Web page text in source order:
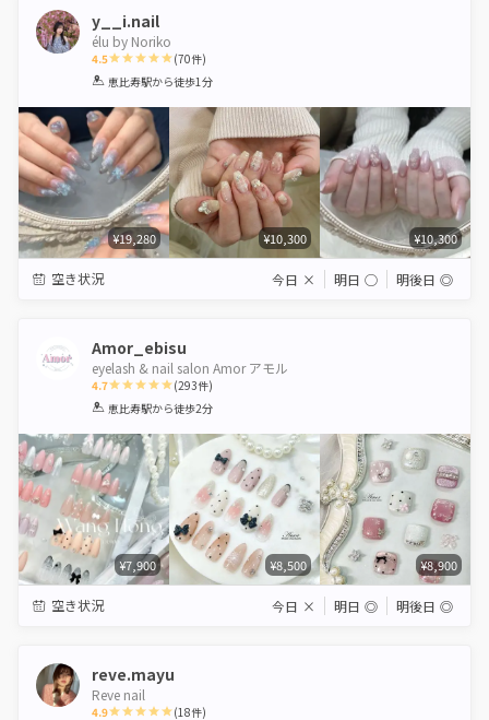
y__i.nail
élu by Noriko
4.5
1 2 3 4 5
(70件)
恵比寿駅から徒歩1分
¥19,280 ¥10,300 ¥10,300
空き状況 今日 × 明日 ◯ 明後日 ◎
Amor_ebisu
eyelash & nail salon Amor アモル
4.7
1 2 3 4 5
(293件)
恵比寿駅から徒歩2分
¥7,900 ¥8,500 ¥8,900
空き状況 今日 × 明日 ◎ 明後日 ◎
reve.mayu
Reve nail
4.9 (18件)